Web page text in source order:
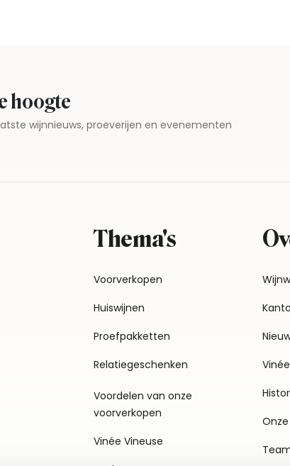
hoogte
wijnnieuws, proeverijen en evenementen
Thema's
Voorverkopen
Huiswijnen
Proefpakketten
Relatiegeschenken
Voordelen van onze
voorverkopen
Vinée Vineuse